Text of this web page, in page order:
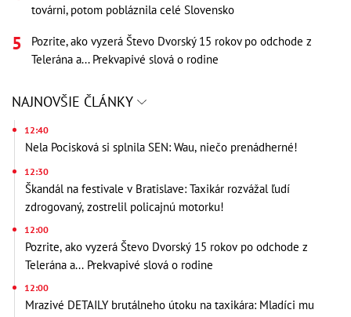
továrni, potom pobláznila celé Slovensko
Pozrite, ako vyzerá Števo Dvorský 15 rokov po odchode z
Telerána a... Prekvapivé slová o rodine
NAJNOVŠIE ČLÁNKY
12:40
Nela Pocisková si splnila SEN: Wau, niečo prenádherné!
12:30
Škandál na festivale v Bratislave: Taxikár rozvážal ľudí
zdrogovaný, zostrelil policajnú motorku!
12:00
Pozrite, ako vyzerá Števo Dvorský 15 rokov po odchode z
Telerána a... Prekvapivé slová o rodine
12:00
Mrazivé DETAILY brutálneho útoku na taxikára: Mladíci mu